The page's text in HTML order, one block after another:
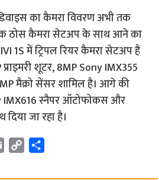
का कैमरा विवरण अभी तक
ठोस कैमरा सेटअप के साथ आने का
1S में ट्रिपल रियर कैमरा सेटअप है
शूटर, 8MP Sony IMX355
मैक्रो सेंसर शामिल है। आगे की
IMX616 स्नैपर ऑटोफोकस और
जा रहा है।
a
p
a